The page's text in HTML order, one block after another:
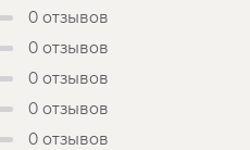
0 отзывов
0 отзывов
0 отзывов
0 отзывов
0 отзывов